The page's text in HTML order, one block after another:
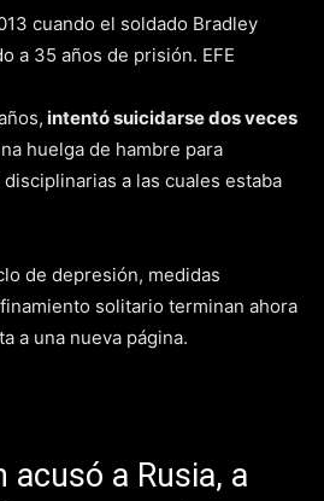
cuando el soldado Bradley
a 35 años de prisión. EFE
intentó suicidarse dos veces
huelga de hambre para
a las cuales estaba
de depresión, medidas
solitario terminan ahora
a una nueva página.
acusó a Rusia, a